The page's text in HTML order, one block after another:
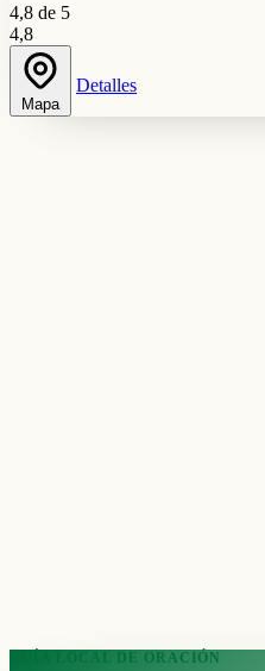
4,8 de 5
4,8
Mapa
Detalles
GUÍA LOCAL DE ORACIÓN